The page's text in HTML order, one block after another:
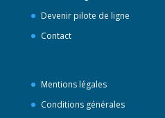
Devenir pilote de ligne
Contact
Mentions légales
Conditions générales